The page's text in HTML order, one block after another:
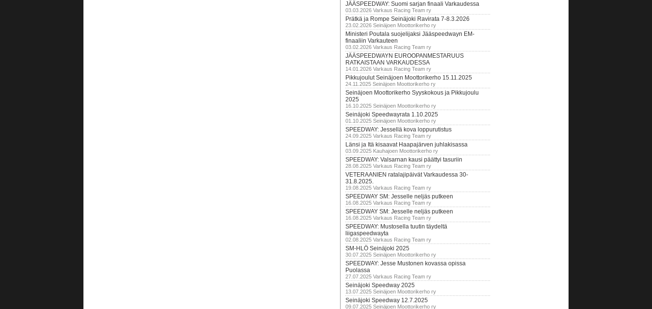
JÄÄSPEEDWAY: Suomi sarjan finaali Varkaudessa
03.03.2026 Varkaus Racing Team ry
Prätkä ja Rompe Seinäjoki Ravirata 7-8.3.2026
23.02.2026 Seinäjoen Moottorikerho ry
Ministeri Poutala suojelijaksi Jääspeedwayn EM-
finaaliin Varkauteen
03.02.2026 Varkaus Racing Team ry
JÄÄSPEEDWAYN EUROOPANMESTARUUS
RATKAISTAAN VARKAUDESSA
14.01.2026 Varkaus Racing Team ry
Pikkujoulut Seinäjoen Moottorikerho 15.11.2025
24.11.2025 Seinäjoen Moottorikerho ry
Seinäjoen Moottorikerho Syyskokous ja Pikkujoulu
2025
16.10.2025 Seinäjoen Moottorikerho ry
Seinäjoki Speedwayrata 1.10.2025
01.10.2025 Seinäjoen Moottorikerho ry
SPEEDWAY: Jessellä kova loppurutistus
24.09.2025 Varkaus Racing Team ry
Länsi ja Itä kisaavat Haapajärven juhlakisassa
03.09.2025 Kauhajoen Moottorikerho ry
SPEEDWAY: Valsarnan kausi päättyi tasuriin
28.08.2025 Varkaus Racing Team ry
VETERAANIEN ratalajipäivät Varkaudessa 30-
31.8.2025.
19.08.2025 Varkaus Racing Team ry
SPEEDWAY SM: Jesselle neljäs putkeen
16.08.2025 Varkaus Racing Team ry
SPEEDWAY SM: Jesselle neljäs putkeen
16.08.2025 Varkaus Racing Team ry
SPEEDWAY: Mustosella tuutin täydeltä
liigaspeedwayta
02.08.2025 Varkaus Racing Team ry
SM-HLÖ Seinäjoki 2025
30.07.2025 Seinäjoen Moottorikerho ry
SPEEDWAY: Jesse Mustonen kovassa opissa
Puolassa
27.07.2025 Varkaus Racing Team ry
Seinäjoki Speedway 2025
13.07.2025 Seinäjoen Moottorikerho ry
Seinäjoki Speedway 12.7.2025
09.07.2025 Seinäjoen Moottorikerho ry